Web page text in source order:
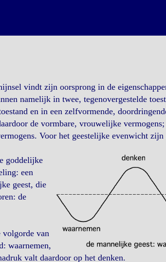
vindt zijn oorsprong in de
namelijk in twee, tegenovergestelde
en in een zelfvormende,
de vormbare, vrouwelijke
Voor het geestelijke evenwicht
goddelijke
een
geest, die
de
volgorde van
waarnemen,
valt daardoor op het denken.